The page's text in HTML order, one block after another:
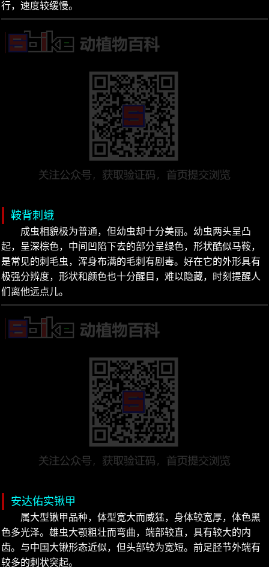
行，速度较缓慢。
鞍背刺蛾
成虫相貌极为普通，但幼虫却十分美丽。幼虫两头呈凸
起，呈深棕色，中间凹陷下去的部分呈绿色，形状酷似马鞍，
是常见的刺毛虫，浑身布满的毛刺有剧毒。好在它的外形具有
极强分辨度，形状和颜色也十分醒目，难以隐藏，时刻提醒人
们离他远点儿。
安达佑实锹甲
属大型锹甲品种，体型宽大而威猛，身体较宽厚，体色黑
色多光泽。雄虫大颚粗壮而弯曲，端部较直，具有较大的内
齿。与中国大锹形态近似，但头部较为宽短。前足胫节外端有
较多的刺状突起。